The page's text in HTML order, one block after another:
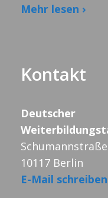
Mehr lesen ›
Kontakt
Deutscher
10117 Berlin
E-Mail schreiben